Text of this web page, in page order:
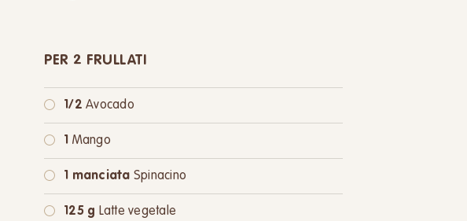
PER 2 FRULLATI
1/2 Avocado
1 Mango
1 manciata Spinacino
125 g Latte vegetale